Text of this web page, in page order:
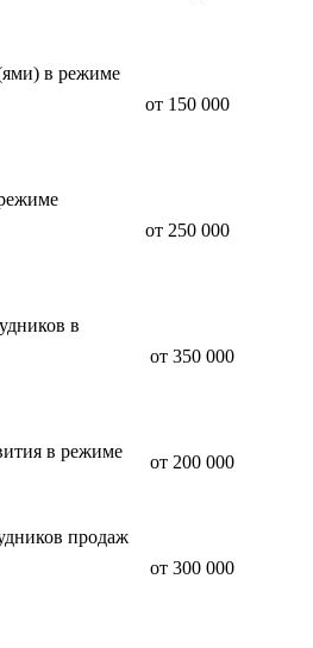
в режиме
от 150 000
от 250 000
в
от 350 000
в режиме
от 200 000
продаж
от 300 000